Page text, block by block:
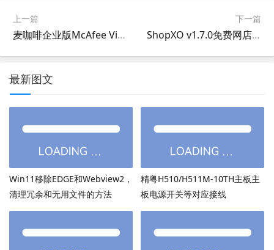
上一篇
麦咖啡企业版McAfee VirusScan Enterprise 8.8.0.2114 (Patch 14)下载
下一篇
ShopXO v1.7.0免费网店系统下载,企业级 B2C 免费开源商城系统
最新图文
Win11移除EDGE和Webview2，
清理冗余和无用文件的方法
精粤H510/H511M-10TH主板主
板电源开关等对应接线